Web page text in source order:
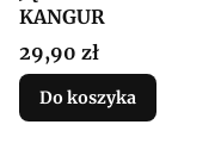
KANGUR
Cena
29,90 zł
Do koszyka